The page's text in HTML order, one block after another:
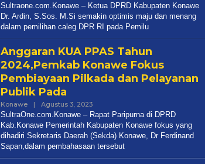
Redaksi
Sultraone.com.Konawe – Ketua DPRD Kabupaten Konawe
Dr. Ardin, S.Sos. M.Si semakin optimis maju dan menang
dalam pemilihan caleg DPR RI pada Pemilu
Anggaran KUA PPAS Tahun
2024,Pemkab Konawe Fokus
Pembiayaan Pilkada dan Pelayanan
Publik Pada
Konawe | Agustus 3, 2023Oleh
Redaksi
SultraOne.com.Konawe – Rapat Paripurna di DPRD
Kab.Konawe Pemerintah Kabupaten Konawe fokus yang
dihadiri Sekretaris Daerah (Sekda) Konawe, Dr Ferdinand
Sapan,dalam pembahasaan tersebut